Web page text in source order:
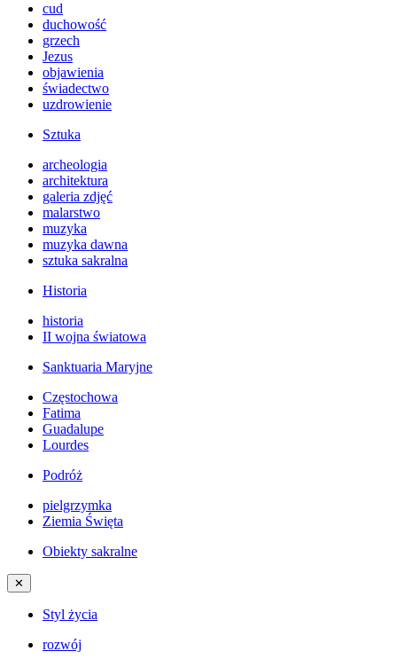
cud
duchowość
grzech
Jezus
objawienia
świadectwo
uzdrowienie
Sztuka
archeologia
architektura
galeria zdjęć
malarstwo
muzyka
muzyka dawna
sztuka sakralna
Historia
historia
II wojna światowa
Sanktuaria Maryjne
Częstochowa
Fatima
Guadalupe
Lourdes
Podróż
pielgrzymka
Ziemia Święta
Obiekty sakralne
✕
Styl życia
rozwój